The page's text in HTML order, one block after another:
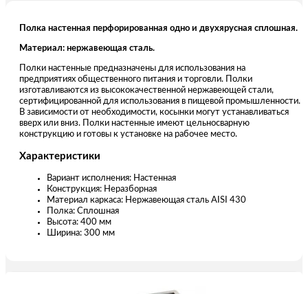
Полка настенная перфорированная одно и двухярусная сплошная.
Материал: нержавеющая сталь.
Полки настенные предназначены для использования на
предприятиях общественного питания и торговли. Полки
изготавливаются из высококачественной нержавеющей стали,
сертифицированной для использования в пищевой промышленности.
В зависимости от необходимости, косынки могут устанавливаться
вверх или вниз. Полки настенные имеют цельносварную
конструкцию и готовы к установке на рабочее место.
Характеристики
Вариант исполнения: Настенная
Конструкция: Неразборная
Материал каркаса: Нержавеющая сталь AISI 430
Полка: Сплошная
Высота: 400 мм
Ширина: 300 мм